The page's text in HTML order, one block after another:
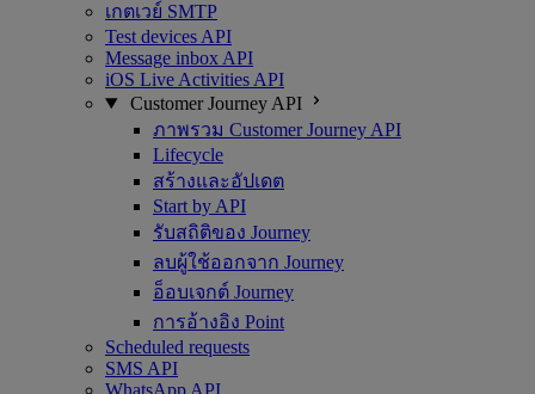
เกตเวย์ SMTP
Test devices API
Message inbox API
iOS Live Activities API
Customer Journey API
ภาพรวม Customer Journey API
Lifecycle
สร้างและอัปเดต
Start by API
รับสถิติของ Journey
ลบผู้ใช้ออกจาก Journey
อ็อบเจกต์ Journey
การอ้างอิง Point
Scheduled requests
SMS API
WhatsApp API